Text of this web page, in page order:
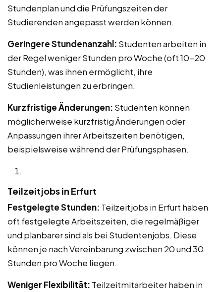
Stundenplan und die Prüfungszeiten der
Studierenden angepasst werden können.
Geringere Stundenanzahl: Studenten arbeiten in
der Regel weniger Stunden pro Woche (oft 10-20
Stunden), was ihnen ermöglicht, ihre
Studienleistungen zu erbringen.
Kurzfristige Änderungen: Studenten können
möglicherweise kurzfristig Änderungen oder
Anpassungen ihrer Arbeitszeiten benötigen,
beispielsweise während der Prüfungsphasen.
Teilzeitjobs in Erfurt
Festgelegte Stunden: Teilzeitjobs in Erfurt haben
oft festgelegte Arbeitszeiten, die regelmäßiger
und planbarer sind als bei Studentenjobs. Diese
können je nach Vereinbarung zwischen 20 und 30
Stunden pro Woche liegen.
Weniger Flexibilität: Teilzeitmitarbeiter haben in